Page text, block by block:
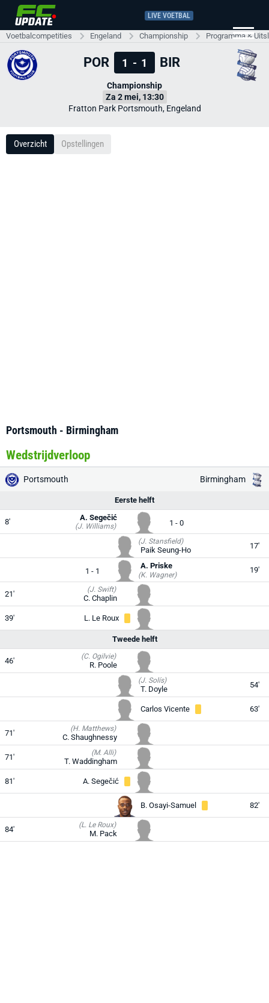
LIVE VOETBAL
Voetbalcompetities Engeland Championship Programma &
POR 1 - 1 BIR
Championship
Za 2 mei, 13:30
Fratton Park Portsmouth, Engeland
Overzicht Opstellingen
Portsmouth - Birmingham
Wedstrijdverloop
Portsmouth Birmingham
Eerste helft
8' (J. Williams)
A. Segečić
1 - 0
(J. Stansfield)
Paik Seung-Ho 17'
1 - 1
A. Priske
(K. Wagner)
19'
21' (J. Swift)
C. Chaplin
39' L. Le Roux
Tweede helft
46' (C. Ogilvie)
R. Poole
(J. Solís)
T. Doyle 54'
Carlos Vicente 63'
71' (H. Matthews)
C. Shaughnessy
71' (M. Alli)
T. Waddingham
81' A. Segečić
B. Osayi-Samuel 82'
84' (L. Le Roux)
M. Pack